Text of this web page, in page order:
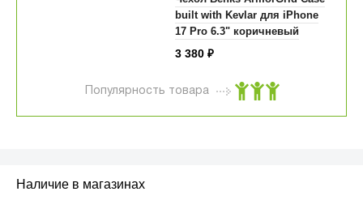
built with Kevlar для iPhone
17 Pro 6.3" коричневый
3 380 ₽
Популярность товара
Наличие в магазинах